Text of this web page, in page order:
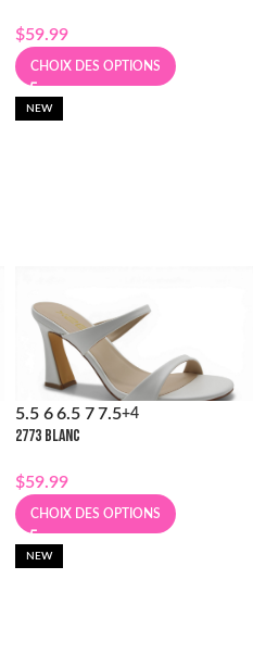
$59.99
CHOIX DES OPTIONS
NEW
5.5 6 6.5 7 7.5+4
2773 BLANC
$59.99
CHOIX DES OPTIONS
NEW